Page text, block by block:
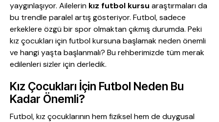
yaygınlaşıyor. Ailelerin kız futbol kursu araştırmaları da
bu trendle paralel artış gösteriyor. Futbol, sadece
erkeklere özgü bir spor olmaktan çıkmış durumda. Peki
kız çocukları için futbol kursuna başlamak neden önemli
ve hangi yaşta başlanmalı? Bu rehberimizde tüm merak
edilenleri sizler için derledik.
Kız Çocukları İçin Futbol Neden Bu
Kadar Önemli?
Futbol, kız çocuklarının hem fiziksel hem de duygusal